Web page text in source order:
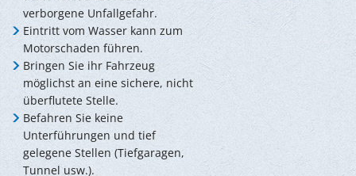
verborgene Unfallgefahr.
Eintritt vom Wasser kann zum
Motorschaden führen.
Bringen Sie ihr Fahrzeug
möglichst an eine sichere, nicht
überflutete Stelle.
Befahren Sie keine
Unterführungen und tief
gelegene Stellen (Tiefgaragen,
Tunnel usw.).